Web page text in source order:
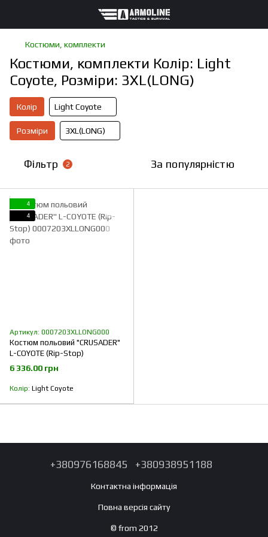
Костюми, комплекти
Костюми, комплекти Колір: Light
Coyote, Розміри: 3XL(LONG)
Колір Light Coyote
Розміри 3XL(LONG)
Фільтр 2 За популярністю
4
4
Артикул: 0007203XLLONG000
Костюм польовий "CRUSADER"
L-COYOTE (Rip-Stop)
6 336.00 грн
Колір Light Coyote
+380976168845 +380938951188
Контактна інформація
Повна версія сайту
© from 2012